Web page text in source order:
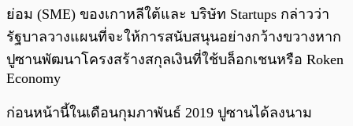
ย่อม (SME) ของเกาหลีใต้และ บริษัท Startups กล่าวว่า
รัฐบาลวางแผนที่จะให้การสนับสนุนอย่างกว้างขวางหาก
ปูซานพัฒนาโครงสร้างสกุลเงินที่ใช้บล็อกเชนหรือ Roken
Economy
ก่อนหน้านี้ในเดือนกุมภาพันธ์ 2019 ปูซานได้ลงนาม